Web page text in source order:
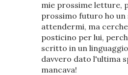
mie prossime letture,
prossimo futuro ho un
attendermi, ma
posticino per lui,
scritto in un
davvero dato l'ultima
mancava!